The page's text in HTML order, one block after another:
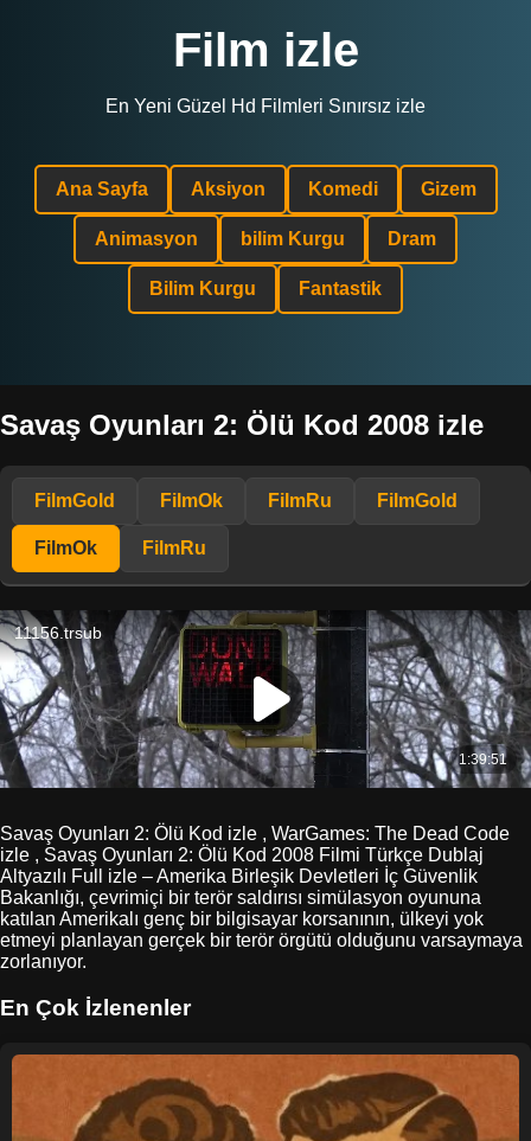
Film izle
En Yeni Güzel Hd Filmleri Sınırsız izle
Ana Sayfa Aksiyon Komedi Gizem
Animasyon bilim Kurgu Dram
Bilim Kurgu Fantastik
Savaş Oyunları 2: Ölü Kod 2008 izle
FilmGold FilmOk FilmRu FilmGold
FilmOk FilmRu
Savaş Oyunları 2: Ölü Kod izle , WarGames: The Dead Code
izle , Savaş Oyunları 2: Ölü Kod 2008 Filmi Türkçe Dublaj
Altyazılı Full izle – Amerika Birleşik Devletleri İç Güvenlik
Bakanlığı, çevrimiçi bir terör saldırısı simülasyon oyununa
katılan Amerikalı genç bir bilgisayar korsanının, ülkeyi yok
etmeyi planlayan gerçek bir terör örgütü olduğunu varsaymaya
zorlanıyor.
En Çok İzlenenler